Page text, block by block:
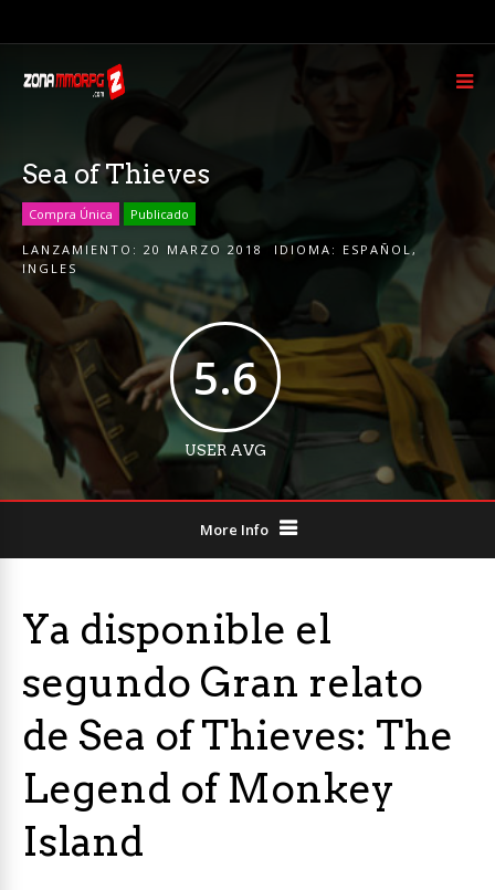
Sea of Thieves
Compra Única Publicado
LANZAMIENTO: 20 MARZO 2018 IDIOMA: ESPAÑOL,
INGLES
5.6
USER AVG
More Info
Ya disponible el
segundo Gran relato
de Sea of Thieves: The
Legend of Monkey
Island